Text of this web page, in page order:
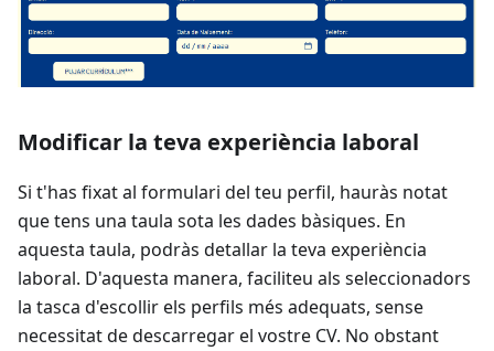
Modificar la teva experiència laboral
Si t'has fixat al formulari del teu perfil, hauràs notat
que tens una taula sota les dades bàsiques. En
aquesta taula, podràs detallar la teva experiència
laboral. D'aquesta manera, faciliteu als seleccionadors
la tasca d'escollir els perfils més adequats, sense
necessitat de descarregar el vostre CV. No obstant